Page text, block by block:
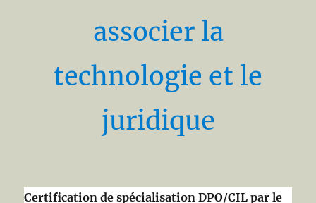
associer la
technologie et le
juridique
Certification de spécialisation DPO/CIL par le